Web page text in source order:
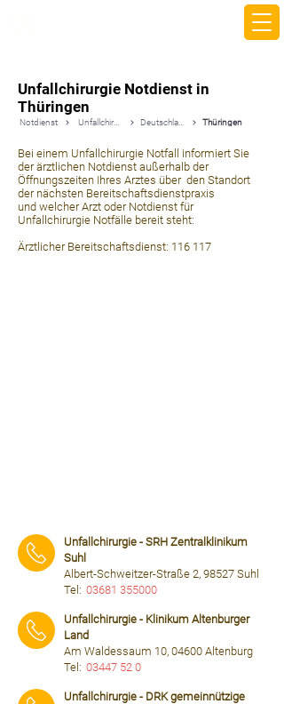
Unfallchirurgie Notdienst in
Thüringen
Notdienst Unfallchirurgie Thüringen
Bei einem Unfallchirurgie Notfall informiert Sie
der ärztlichen Notdienst außerhalb der
Öffnungszeiten Ihres Arztes über den Standort
der nächsten Bereitschaftsdienstpraxis
und welcher Arzt oder Notdienst für
Unfallchirurgie Notfälle bereit steht:
Ärztlicher Bereitschaftsdienst: 116 117
Unfallchirurgie - SRH Zentralklinikum
Suhl
Albert-Schweitzer-Straße 2, 98527 Suhl
Tel: 03681 355000
Unfallchirurgie - Klinikum Altenburger
Land
Am Waldessaum 10, 04600 Altenburg
Tel: 03447 52 0
Unfallchirurgie - DRK gemeinnützige